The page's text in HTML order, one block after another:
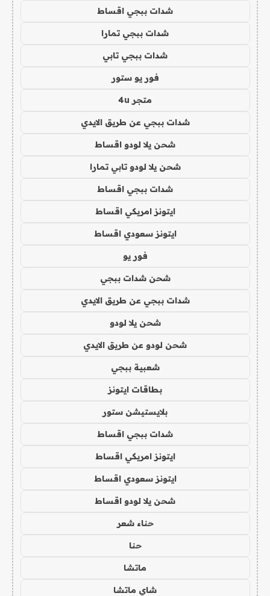
شدات ببجي اقساط
شدات ببجي تمارا
شدات ببجي تابي
فور يو ستور
متجر 4u
شدات ببجي عن طريق الايدي
شحن يلا لودو اقساط
شحن يلا لودو تابي تمارا
شدات ببجي اقساط
ايتونز امريكي اقساط
ايتونز سعودي اقساط
فور يو
شحن شدات ببجي
شدات ببجي عن طريق الايدي
شحن يلا لودو
شحن لودو عن طريق الايدي
شعبية ببجي
بطاقات ايتونز
بلايستيشن ستور
شدات ببجي اقساط
ايتونز امريكي اقساط
ايتونز سعودي اقساط
شحن يلا لودو اقساط
حناء شعر
حنا
ماتشا
شاي ماتشا